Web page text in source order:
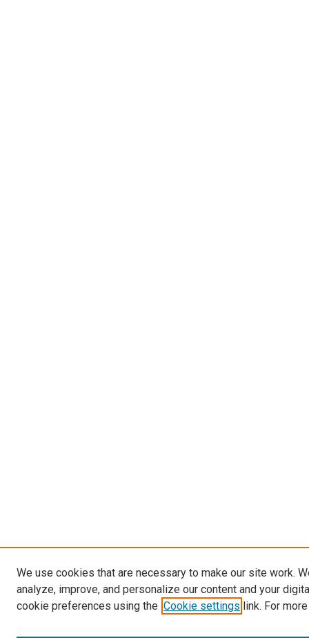
We use cookies that are necessary to make our site work.
analyze, improve, and personalize our content and your
cookie preferences using the Cookie settings link. For